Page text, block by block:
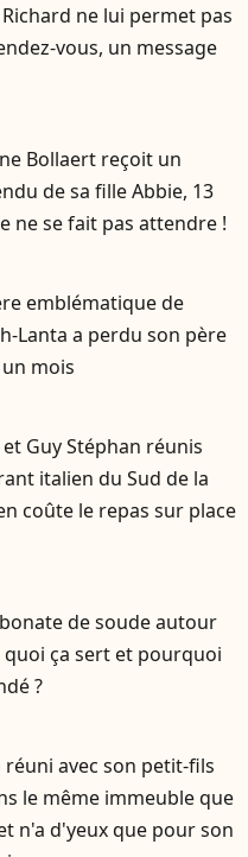
Richard ne lui permet pas
vous, un message
Bollaert reçoit un
de sa fille Abbie, 13
ne se fait pas attendre !
emblématique de
Lanta a perdu son père
mois
Guy Stéphan réunis
italien du Sud de la
coûte le repas sur place
de soude autour
ça sert et pourquoi
?
réuni avec son petit-fils
le même immeuble que
n'a d'yeux que pour son